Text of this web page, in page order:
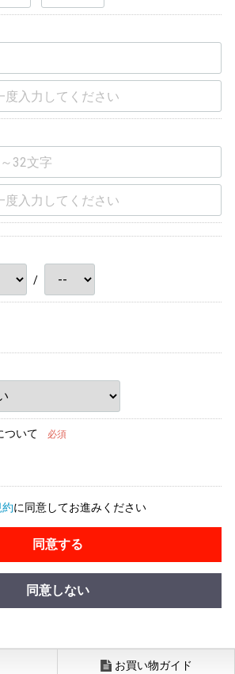
/
ついて 必須
に同意してお進みください
同意する
同意しない
お買い物ガイド